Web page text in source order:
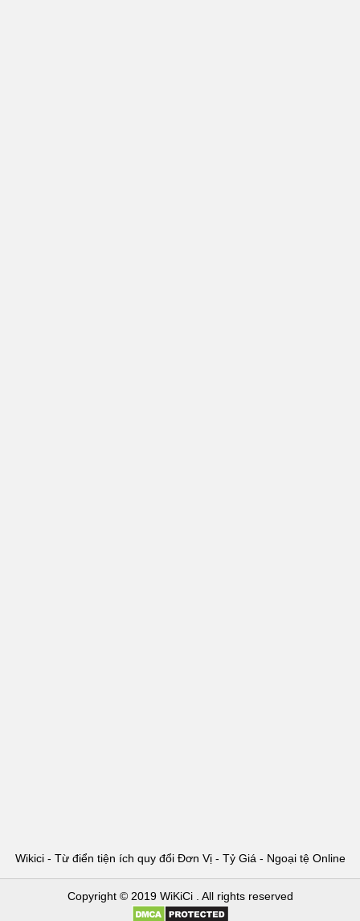
Wikici - Từ điển tiện ích quy đổi Đơn Vị - Tỷ Giá - Ngoại tệ Online
Copyright © 2019 WiKiCi . All rights reserved